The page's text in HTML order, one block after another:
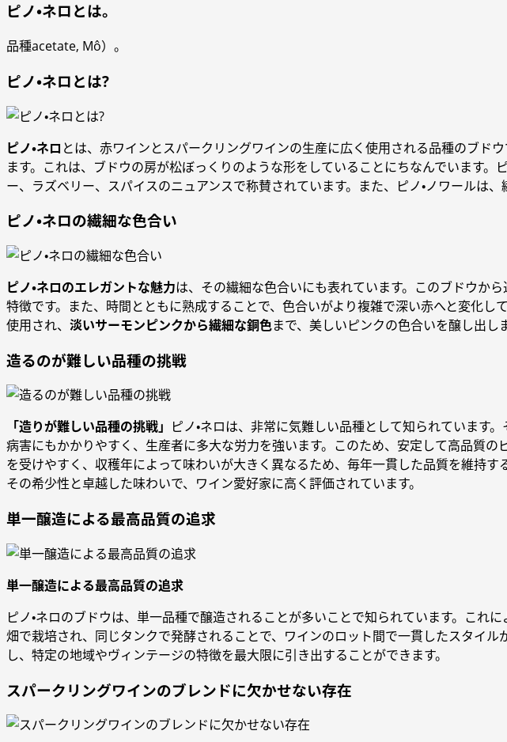
ピノ・ネロとは。
品種acetate, Mô）。
ピノ・ネロとは?
ピノ・ネロ とは、赤ワインとスパークリングワインの生産に広く使用される品種のブド
ます。これは、ブドウの房が松ぼっくりのような形をしていることにちなんでいます
ー、ラズベリー、スパイスのニュアンスで称賛されています。また、ピノ・ノワールは
ピノ・ネロの繊細な色合い
ピノ・ネロのエレガントな魅力は、その繊細な色合いにも表れています。このブドウか
特徴です。また、時間とともに熟成することで、色合いがより複雑で深い赤へと変化
使用され、 淡いサーモンピンクから繊細な銅色まで、美しいピンクの色合いを醸し出しま
造るのが難しい品種の挑戦
「造りが難しい品種の挑戦」 ピノ・ネロは、非常に気難しい品種として知られています
病害にもかかりやすく、生産者に多大な労力を強います。このため、安定して高品質の
を受けやすく、収穫年によって味わいが大きく異なるため、毎年一貫した品質を維持す
その希少性と卓越した味わいで、ワイン愛好家に高く評価されています。
単一醸造による最高品質の追求
単一醸造による最高品質の追求
ピノ・ネロのブドウは、単一品種で醸造されることが多いことで知られています。こ
畑で栽培され、同じタンクで発酵されることで、ワインのロット間で一貫したスタイ
し、特定の地域やヴィンテージの特徴を最大限に引き出することができます。
スパークリングワインのブレンドに欠かせない存在